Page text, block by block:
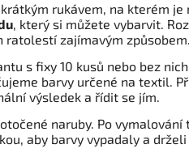
rukávem, na kterém je
, který si můžete vybarvit.
ratolestí zajímavým
s fixy 10 kusů nebo bez
barvy určené na textil.
výsledek a řídit se jím.
otočené naruby. Po
aby barvy vypadaly a